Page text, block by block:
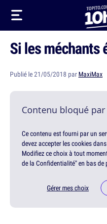
Si les méchants
Publié le 21/05/2018 par MaxiMax
Contenu bloqué
Ce contenu est fourni par un
devez accepter les cookies
Modifiez ce choix à tout
de la Confidentialité" en bas de
Gérer mes choix